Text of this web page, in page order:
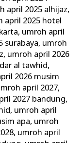
april 2025 alhijaz,
april 2025 hotel
, umroh april
surabaya, umroh
, umroh april 2026
al tawhid,
2026 musim
april 2027,
2027 bandung,
, umroh april
apa, umroh
, umroh april